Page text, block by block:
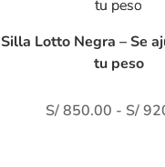
Silla Lotto Negra – Se
tu peso
S/850.00 - S/
Diego Andre